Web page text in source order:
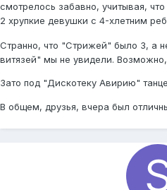
смотрелось забавно, учитывая,
2 хрупкие девушки с 4-хлетним
Странно, что "Стрижей" было 3, а
витязей" мы не увидели.
Зато под "Дискотеку Авирию"
В общем, друзья, вчера был